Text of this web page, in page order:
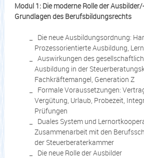
Modul 1: Die moderne Rolle der
Grundlagen des Berufsbildungsrechts
Die neue Ausbildungsordnung:
Prozessorientierte Ausbildung,
Auswirkungen des
Ausbildung in der
Fachkräftemangel, Generation Z
Formale Voraussetzungen:
Vergütung, Urlaub, Probezeit,
Prüfungen
Duales System und
Zusammenarbeit mit den
der Steuerberaterkammer
Die neue Rolle der Ausbilder